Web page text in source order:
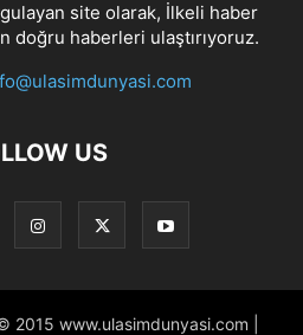
site olarak, İlkeli haber
doğru haberleri ulaştırıyoruz.
US
2015 www.ulasimdunyasi.com |